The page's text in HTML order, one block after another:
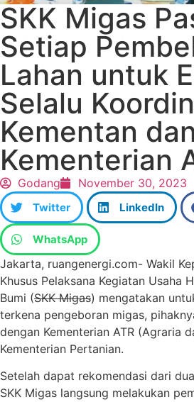
SKK Migas
Setiap
Lahan untuk
Selalu
Kementan dan
Kementerian
Godang November 30, 2023
Twitter LinkedIn
WhatsApp
Jakarta, ruangenergi.com- Wakil
Khusus Pelaksana Kegiatan Usaha
Bumi (SKK Migas) mengatakan
terkena pengeboran migas,
dengan Kementerian ATR (Agraria
Kementerian Pertanian.
Setelah dapat rekomendasi dari
SKK Migas langsung melakukan